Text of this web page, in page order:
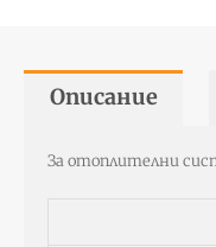
Описание
За отоплителни